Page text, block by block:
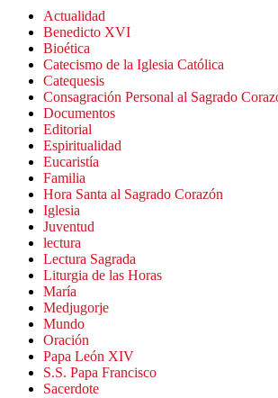
Actualidad
Benedicto XVI
Bioética
Catecismo de la Iglesia Católica
Catequesis
Consagración Personal al Sagrado
Documentos
Editorial
Espiritualidad
Eucaristía
Familia
Hora Santa al Sagrado Corazón
Iglesia
Juventud
lectura
Lectura Sagrada
Liturgia de las Horas
María
Medjugorje
Mundo
Oración
Papa León XIV
S.S. Papa Francisco
Sacerdote